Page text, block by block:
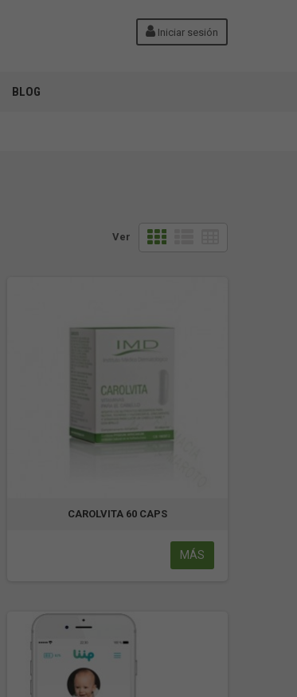
Iniciar sesión
BLOG
Ver
CAROLVITA 60 CAPS
MÁS